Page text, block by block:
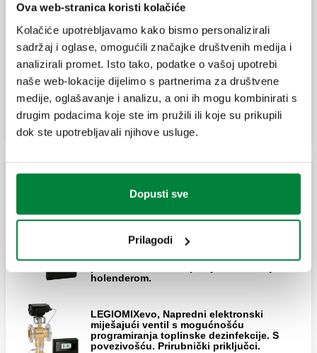
Ova web-stranica koristi kolačiće
Kolačiće upotrebljavamo kako bismo personalizirali
sadržaj i oglase, omogućili značajke društvenih medija i
analizirali promet. Isto tako, podatke o vašoj upotrebi
naše web-lokacije dijelimo s partnerima za društvene
medije, oglašavanje i analizu, a oni ih mogu kombinirati s
drugim podacima koje ste im pružili ili koje su prikupili
dok ste upotrebljavali njihove usluge.
Dopusti sve
Prilagodi
i provjerom nakon dezinfekcije, 24 V.
MODBUS-RTU/BACnet konverter za
spajanje s BMS sustavima.
mogućnošću povezivanja
LEGIOMIXevo, Napredni elektronski
miješajući ventil s mogućnošću
programiranja toplinske dezinfekcije. S
holenderom.
LEGIOMIXevo, Napredni elektronski
miješajući ventil s mogućnošću
programiranja toplinske dezinfekcije. S
povezivošću. Prirubnički priključci.